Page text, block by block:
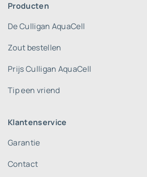
Producten
De Culligan AquaCell
Zout bestellen
Prijs Culligan AquaCell
Tip een vriend
Klantenservice
Garantie
Contact